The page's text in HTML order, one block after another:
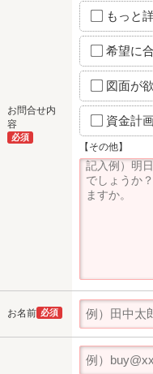
お問合せ内
容
必須
もっと
希望に
図面が
資金計
【その他】
お名前 必須